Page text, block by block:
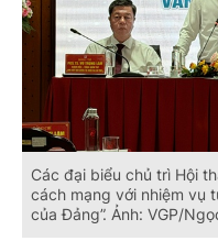
Các đại biểu chủ trì Hội
cách mạng với nhiệm vụ
của Đảng”. Ảnh: VGP/